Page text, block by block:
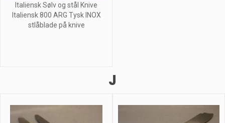
Italiensk Sølv og stål Knive
Italiensk 800 ARG Tysk INOX
stlåblade på knive
J